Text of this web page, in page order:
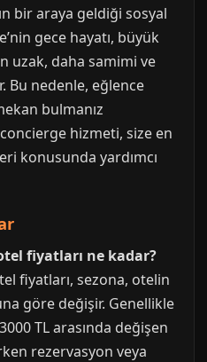
bir araya geldiği sosyal
gece hayatı, büyük
uzak, daha samimi ve
Bu nedenle, eğlence
bulmanız
hizmeti, size en
konusunda yardımcı
fiyatları ne kadar?
fiyatları, sezona, otelin
göre değişir. Genellikle
TL arasında değişen
rezervasyon veya